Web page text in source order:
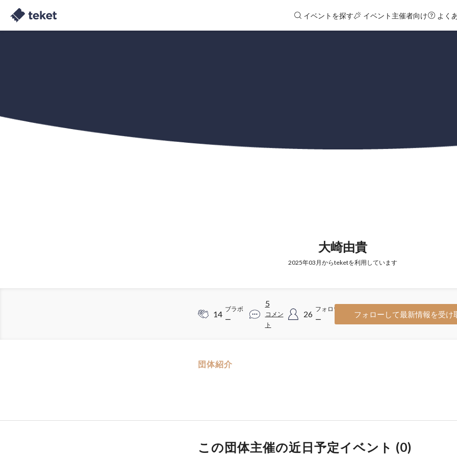
イベントを探す イベント主催者向け よく
大崎由貴
2025年03月からteketを利用しています
14
ブラボ
ー
5
コメン
ト
26
フォロワ
ー
フォローして最新情報を受け
団体紹介
この団体主催の近日予定イベント (0)